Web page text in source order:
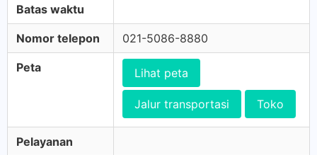
Batas waktu
Nomor telepon 021-5086-8880
Peta Lihat peta
Jalur transportasi Toko
Pelayanan